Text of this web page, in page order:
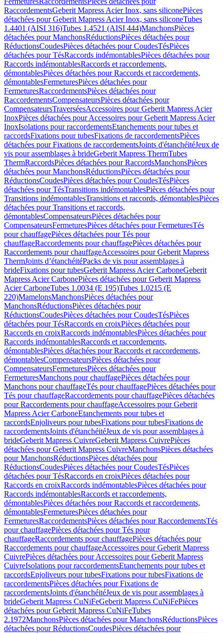
RaccordementsGeberit Mapress Acier Inox, sans siliconePièces
détachées pour Geberit Mapress Acier Inox, sans siliconeTubes
1.4401 (AISI 316)Tubes 1.4521 (AISI 444)ManchonsPièces
détachées pour ManchonsRéductionsPièces détachées pour
RéductionsCoudesPièces détachées pour CoudesTésPièces
détachées pour TésRaccords indémontablesPièces détachées pour
Raccords indémontablesRaccords et raccordements,
démontablesPièces détachées pour Raccords et raccordements,
démontablesFermeturesPièces détachées pour
FermeturesRaccordementsPièces détachées pour
RaccordementsCompensateursPièces détachées pour
CompensateursTraverséesAccessoires pour Geberit Mapress Acier
InoxPièces détachées pour Accessoires pour Geberit Mapress Acier
InoxIsolations pour raccordementsEtanchements pour tubes et
raccordsFixations pour tubesFixations de raccordementsPièces
détachées pour Fixations de raccordementsJoints d'étanchéitéJeux de
vis pour assemblages à brideGeberit Mapress ThermTubes
ThermRaccordsPièces détachées pour RaccordsManchonsPièces
détachées pour ManchonsRéductionsPièces détachées pour
RéductionsCoudesPièces détachées pour CoudesTésPièces
détachées pour TésTransitions indémontablesPièces détachées pour
Transitions indémontablesTransitions et raccords, démontablesPièces
détachées pour Transitions et raccords,
démontablesCompensateursPièces détachées pour
CompensateursFermeturesPièces détachées pour FermeturesTés
pour chauffagePièces détachées pour Tés pour
chauffageRaccordements pour chauffagePièces détachées pour
Raccordements pour chauffageAccessoires pour Geberit Mapress
ThermJoints d’étanchéitéPacks de vis pour assemblages à
brideFixations pour tubesGeberit Mapress Acier CarboneGeberit
Mapress Acier CarbonePièces détachées pour Geberit Mapress
Acier CarboneTubes 1.0034 (E 195)Tubes 1.0215 (E
220)MamelonsManchonsPièces détachées pour
ManchonsRéductionsPièces détachées pour
RéductionsCoudesPièces détachées pour CoudesTésPièces
détachées pour TésRaccords en croixPièces détachées pour
Raccords en croixRaccords indémontablesPièces détachées pour
Raccords indémontablesRaccords et raccordements,
démontablesPièces détachées pour Raccords et raccordements,
démontablesCompensateursPièces détachées pour
CompensateursFermeturesPièces détachées pour
FermeturesManchons pour chauffagePièces détachées pour
Manchons pour chauffageTés pour chauffagePièces détachées pour
Tés pour chauffageRaccordements pour chauffagePièces détachées
pour Raccordements pour chauffageAccessoires pour Geberit
Mapress Acier CarboneEtanchements pour tubes et
raccordsEnjoliveurs pour tubesFixations pour tubesFixations de
raccordementsJoints d'étanchéitéJeux de vis pour assemblages à
brideGeberit Mapress CuivreGeberit Mapress CuivrePièces
détachées pour Geberit Mapress CuivreManchonsPièces détachées
pour ManchonsRéductionsPièces détachées pour
RéductionsCoudesPièces détachées pour CoudesTésPièces
détachées pour TésRaccords en croixPièces détachées pour
Raccords en croixRaccords indémontablesPièces détachées pour
Raccords indémontablesRaccords et raccordements,
démontablesPièces détachées pour Raccords et raccordements,
démontablesFermeturesPièces détachées pour
FermeturesRaccordementsPièces détachées pour RaccordementsTés
pour chauffagePièces détachées pour Tés pour
chauffageRaccordements pour chauffagePièces détachées pour
Raccordements pour chauffageAccessoires pour Geberit Mapress
CuivrePièces détachées pour Accessoires pour Geberit Mapress
CuivreIsolations pour raccordementsEtanchements pour tubes et
raccordsEnjoliveurs pour tubesFixations pour tubesFixations de
raccordementsPièces détachées pour Fixations de
raccordementsJoints d'étanchéitéJeux de vis pour assemblages à
brideGeberit Mapress CuNiFeGeberit Mapress CuNiFePièces
détachées pour Geberit Mapress CuNiFeTubes
2.1972ManchonsPièces détachées pour ManchonsRéductionsPièces
détachées pour RéductionsCoudesPièces détachées pour